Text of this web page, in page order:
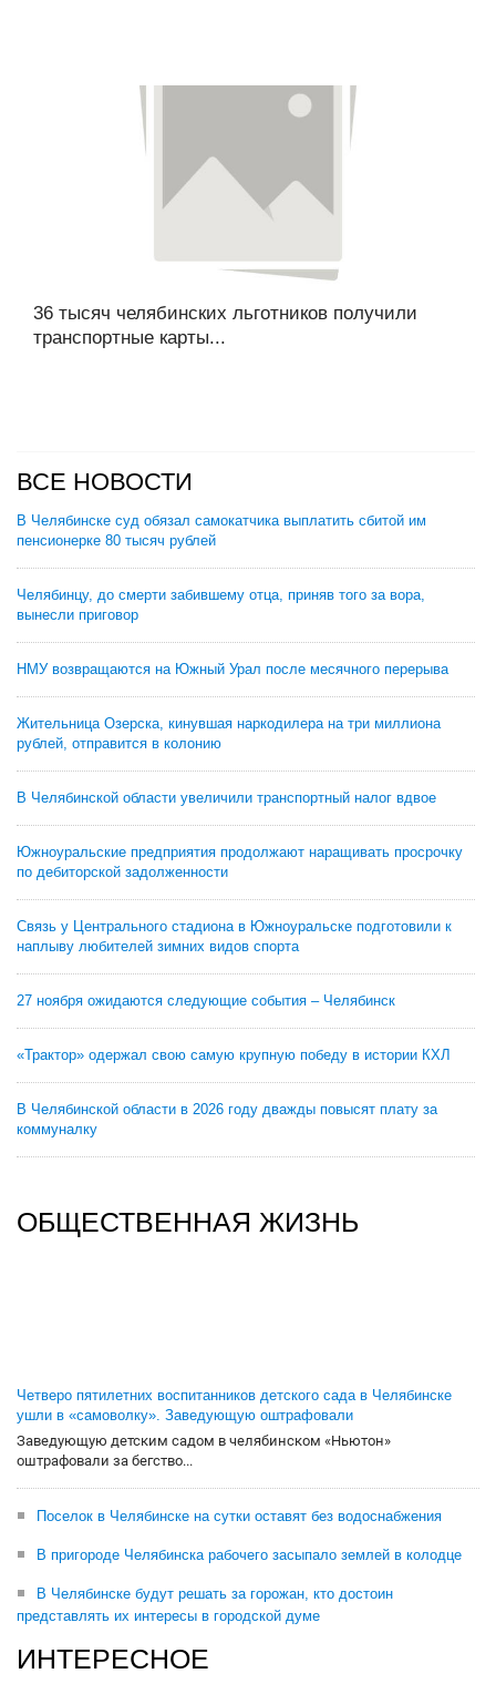
36 тысяч челябинских льготников получили
транспортные карты...
ВСЕ НОВОСТИ
В Челябинске суд обязал самокатчика выплатить сбитой им
пенсионерке 80 тысяч рублей
Челябинцу, до смерти забившему отца, приняв того за вора,
вынесли приговор
НМУ возвращаются на Южный Урал после месячного перерыва
Жительница Озерска, кинувшая наркодилера на три миллиона
рублей, отправится в колонию
В Челябинской области увеличили транспортный налог вдвое
Южноуральские предприятия продолжают наращивать просрочку
по дебиторской задолженности
Связь у Центрального стадиона в Южноуральске подготовили к
наплыву любителей зимних видов спорта
27 ноября ожидаются следующие события – Челябинск
«Трактор» одержал свою самую крупную победу в истории КХЛ
В Челябинской области в 2026 году дважды повысят плату за
коммуналку
ОБЩЕСТВЕННАЯ ЖИЗНЬ
Четверо пятилетних воспитанников детского сада в Челябинске
ушли в «самоволку». Заведующую оштрафовали
Заведующую детским садом в челябинском «Ньютон»
оштрафовали за бегство...
Поселок в Челябинске на сутки оставят без водоснабжения
В пригороде Челябинска рабочего засыпало землей в колодце
В Челябинске будут решать за горожан, кто достоин
представлять их интересы в городской думе
ИНТЕРЕСНОЕ